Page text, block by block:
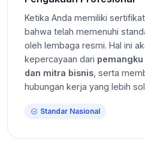
Ketika Anda memiliki
bahwa telah memenuhi
oleh lembaga resmi. Hal ini
kepercayaan dari
dan mitra bisnis, serta
hubungan kerja yang lebih
Standar Nasional